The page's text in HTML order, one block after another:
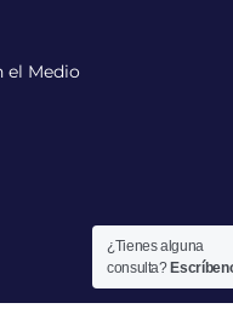
el Medio
¿Tienes alguna
consulta?